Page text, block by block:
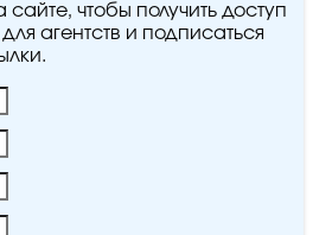
чтобы получить доступ
агентств и подписаться